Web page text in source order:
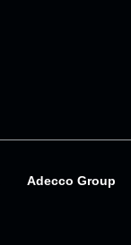
Adecco Group